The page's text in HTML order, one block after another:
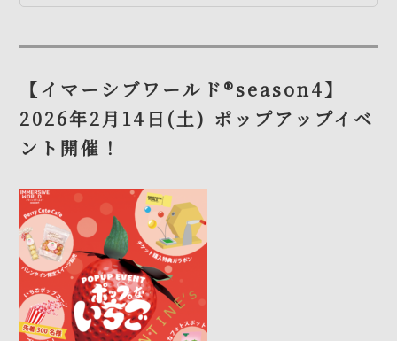
【イマーシブワールド®season4】
2026年2月14日(土) ポップアップイベ
ント開催！